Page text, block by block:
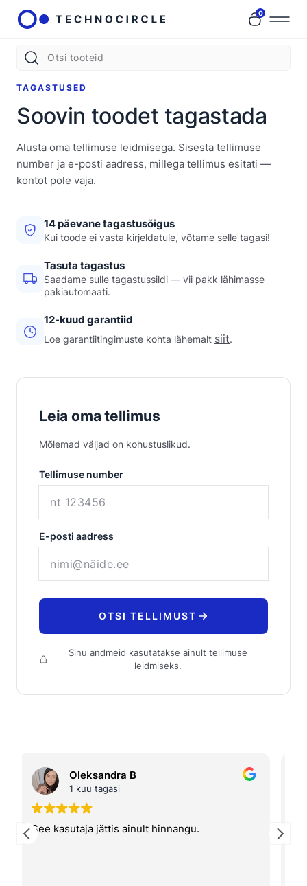
0
TAGASTUSED
Soovin toodet tagastada
Alusta oma tellimuse leidmisega. Sisesta tellimuse
number ja e-posti aadress, millega tellimus esitati —
kontot pole vaja.
14 päevane tagastusõigus
Kui toode ei vasta kirjeldatule, võtame selle tagasi!
Tasuta tagastus
Saadame sulle tagastussildi — vii pakk lähimasse
pakiautomaati.
12-kuud garantiid
Loe garantiitingimuste kohta lähemalt siit.
Leia oma tellimus
Mõlemad väljad on kohustuslikud.
Tellimuse number
E-posti aadress
OTSI TELLIMUST
Sinu andmeid kasutatakse ainult tellimuse
leidmiseks.
Oleksandra B
1 kuu tagasi
jättis ainult hinnangu.
Hea hinna ja